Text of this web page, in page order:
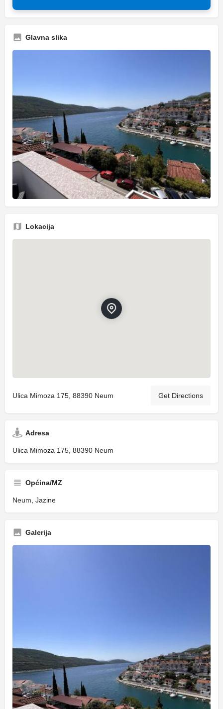
Glavna slika
Lokacija
Ulica Mimoza 175, 88390 Neum Get Directions
Adresa
Ulica Mimoza 175, 88390 Neum
Općina/MZ
Neum, Jazine
Galerija